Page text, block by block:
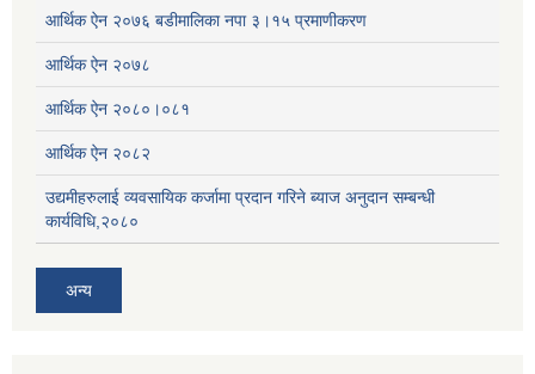
आर्थिक ऐन २०७६ बडीमालिका नपा ३।१५ प्रमाणीकरण
आर्थिक ऐन २०७८
आर्थिक ऐन २०८०।०८१
आर्थिक ऐन २०८२
उद्यमीहरुलाई व्यवसायिक कर्जामा प्रदान गरिने ब्याज अनुदान सम्बन्धी
कार्यविधि,२०८०
अन्य